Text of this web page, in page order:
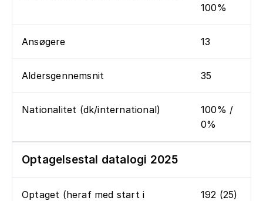
100%
Ansøgere 13
Aldersgennemsnit 35
Nationalitet (dk/international)
100% /
0%
Optagelsestal datalogi 2025
Optaget (heraf med start i
192 (25)